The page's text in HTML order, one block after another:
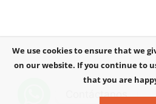
We use cookies to ensure that we
on our website. If you continue to
that you are
Contáctanos